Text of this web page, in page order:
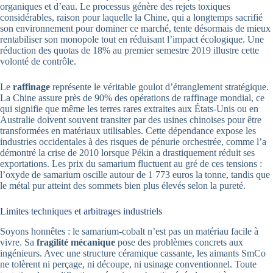
organiques et d’eau. Le processus génère des rejets toxiques
considérables, raison pour laquelle la Chine, qui a longtemps sacrifié
son environnement pour dominer ce marché, tente désormais de mieux
rentabiliser son monopole tout en réduisant l’impact écologique. Une
réduction des quotas de 18% au premier semestre 2019 illustre cette
volonté de contrôle.
Le raffinage représente le véritable goulot d’étranglement stratégique.
La Chine assure près de 90% des opérations de raffinage mondial, ce
qui signifie que même les terres rares extraites aux États-Unis ou en
Australie doivent souvent transiter par des usines chinoises pour être
transformées en matériaux utilisables. Cette dépendance expose les
industries occidentales à des risques de pénurie orchestrée, comme l’a
démontré la crise de 2010 lorsque Pékin a drastiquement réduit ses
exportations. Les prix du samarium fluctuent au gré de ces tensions :
l’oxyde de samarium oscille autour de 1 773 euros la tonne, tandis que
le métal pur atteint des sommets bien plus élevés selon la pureté.
Limites techniques et arbitrages industriels
Soyons honnêtes : le samarium-cobalt n’est pas un matériau facile à
vivre. Sa fragilité mécanique pose des problèmes concrets aux
ingénieurs. Avec une structure céramique cassante, les aimants SmCo
ne tolèrent ni perçage, ni découpe, ni usinage conventionnel. Toute